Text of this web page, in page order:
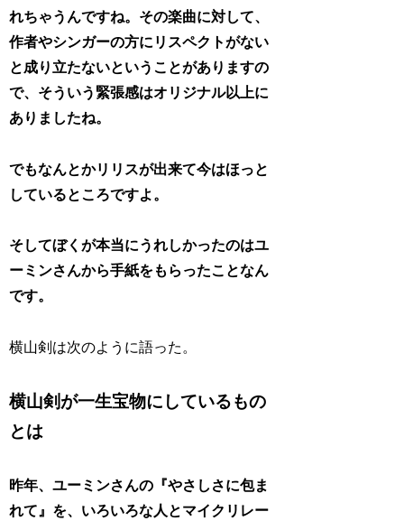
れちゃうんですね。その楽曲に対して、
作者やシンガーの方にリスペクトがない
と成り立たないということがありますの
で、そういう緊張感はオリジナル以上に
ありましたね。
でもなんとかリリスが出来て今はほっと
しているところですよ。
そしてぼくが本当にうれしかったのはユ
ーミンさんから手紙をもらったことなん
です。
横山剣は次のように語った。
横山剣が一生宝物にしているもの
とは
昨年、ユーミンさんの『やさしさに包ま
れて』を、いろいろな人とマイクリレー